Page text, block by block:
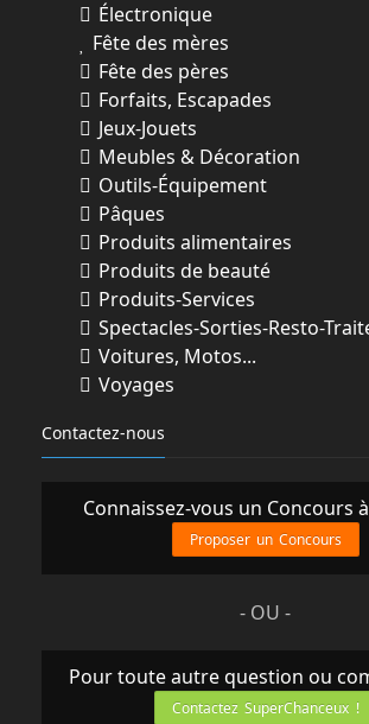
Électronique
Fête des mères
Fête des pères
Forfaits, Escapades
Jeux-Jouets
Meubles & Décoration
Outils-Équipement
Pâques
Produits alimentaires
Produits de beauté
Produits-Services
Spectacles-Sorties-Resto-
Voitures, Motos...
Voyages
Contactez-nous
Connaissez-vous un Concours
Proposer un Concours
- OU -
Pour toute autre question ou
Contactez SuperChanceux !